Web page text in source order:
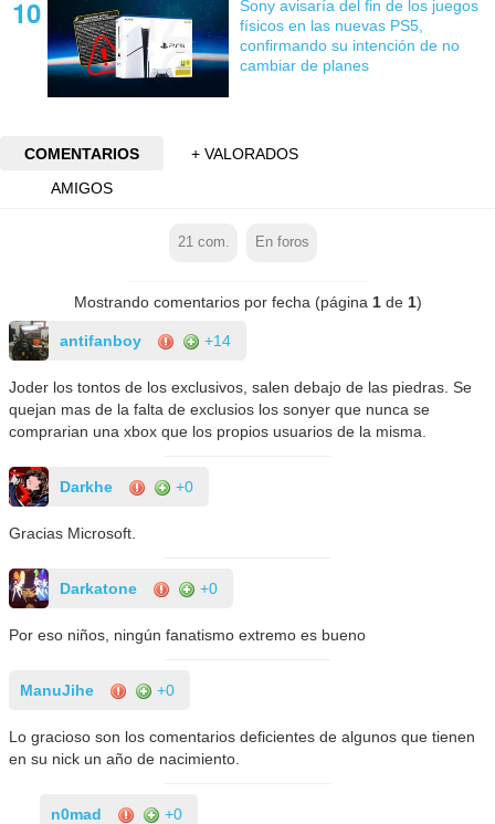
Sony avisaría del fin de los juegos
físicos en las nuevas PS5,
confirmando su intención de no
cambiar de planes
COMENTARIOS
+ VALORADOS
AMIGOS
21com. En foros
Mostrando comentarios por fecha (página 1de 1)
antifanboy +14
Joder los tontos de los exclusivos, salen debajo de las piedras. Se
quejan mas de la falta de exclusios los sonyer que nunca se
comprarian una xbox que los propios usuarios de la misma.
Darkhe +0
Gracias Microsoft.
Darkatone +0
Por eso niños, ningún fanatismo extremo es bueno
ManuJihe +0
Lo gracioso son los comentarios deficientes de algunos que tienen
en su nick un año de nacimiento.
n0mad +0